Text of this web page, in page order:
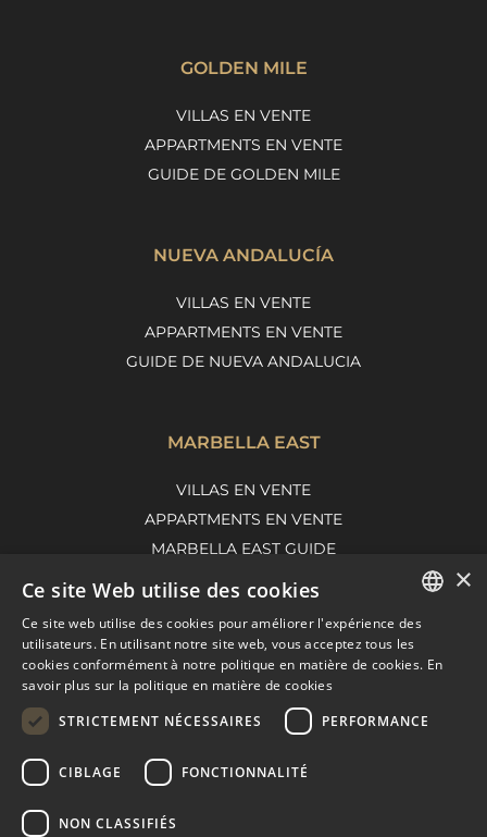
GOLDEN MILE
VILLAS EN VENTE
APPARTMENTS EN VENTE
GUIDE DE GOLDEN MILE
NUEVA ANDALUCÍA
VILLAS EN VENTE
APPARTMENTS EN VENTE
GUIDE DE NUEVA ANDALUCIA
MARBELLA EAST
VILLAS EN VENTE
APPARTMENTS EN VENTE
MARBELLA EAST GUIDE
CONSEILS JURIDIQUES
SPANISH
×
Ce site Web utilise des cookies
Ce site web utilise des cookies pour améliorer l'expérience des
utilisateurs. En utilisant notre site web, vous acceptez tous les
cookies conformément à notre politique en matière de cookies. En
savoir plus sur la politique en matière de cookies
STRICTEMENT NÉCESSAIRES
PERFORMANCE
CIBLAGE FONCTIONNALITÉ
NON CLASSIFIÉS